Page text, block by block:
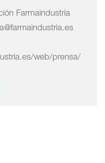
Farmaindustria
web/prensa/